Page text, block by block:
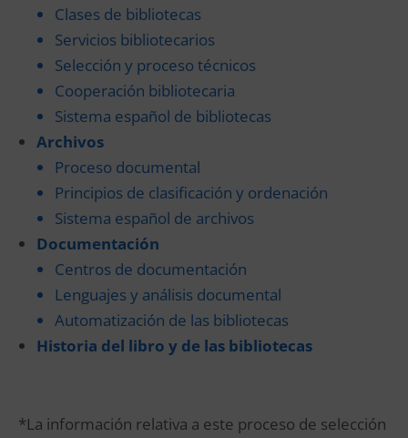
Clases de bibliotecas
Servicios bibliotecarios
Selección y proceso técnicos
Cooperación bibliotecaria
Sistema español de bibliotecas
Archivos
Proceso documental
Principios de clasificación y ordenación
Sistema español de archivos
Documentación
Centros de documentación
Lenguajes y análisis documental
Automatización de las bibliotecas
Historia del libro y de las bibliotecas
*La información relativa a este proceso de selección